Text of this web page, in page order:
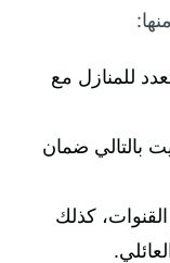
للمنازل مع
بالتالي ضمان
كذلك